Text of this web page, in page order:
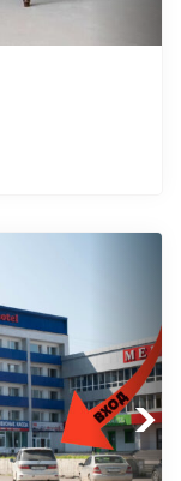
Next